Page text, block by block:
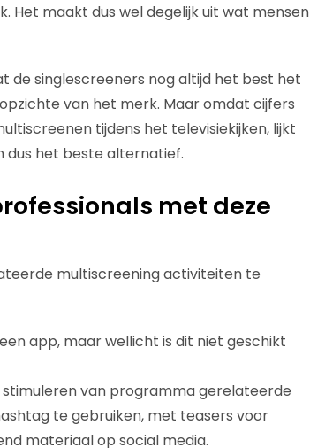
Het maakt dus wel degelijk uit wat mensen
de singlescreeners nog altijd het best het
van het merk. Maar omdat cijfers
tijdens het televisiekijken, lijkt
dus het beste alternatief.
met deze
multiscreening activiteiten te
app, maar wellicht is dit niet geschikt
stimuleren van programma gerelateerde
te gebruiken, met teasers voor
materiaal op social media.